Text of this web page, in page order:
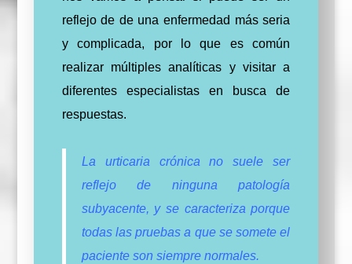
reflejo de de una enfermedad más seria
y complicada, por lo que es común
realizar múltiples analíticas y visitar a
diferentes especialistas en busca de
respuestas.
La urticaria crónica no suele ser
reflejo de ninguna patología
subyacente, y se caracteriza porque
todas las pruebas a que se somete el
paciente son siempre normales.